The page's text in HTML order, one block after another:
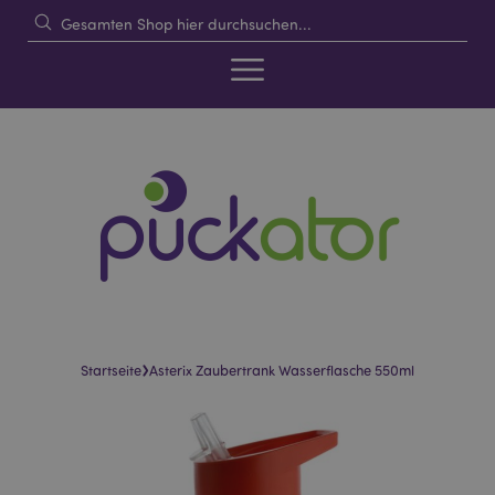
Startseite›Asterix Zaubertrank Wasserflasche 550ml